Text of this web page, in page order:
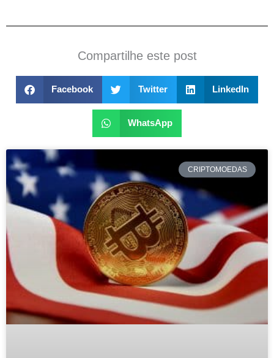
Compartilhe este post
Facebook Twitter LinkedIn
WhatsApp
CRIPTOMOEDAS